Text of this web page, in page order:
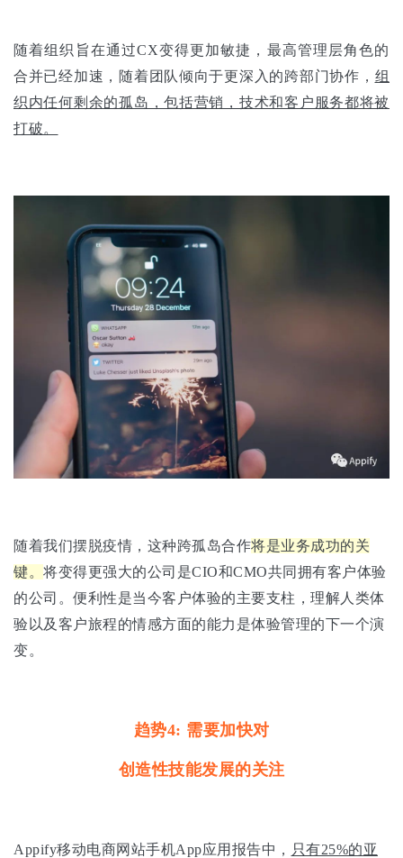
随着组织旨在通过CX变得更加敏捷，最高管理层角色的
合并已经加速，随着团队倾向于更深入的跨部门协作， 组
织内任何剩余的孤岛，包括营销，技术和客户服务都将被
打破。
随着我们摆脱疫情，这种跨孤岛合作将是业务成功的关
键。 将变得更强大的公司是CIO和CMO共同拥有客户体验
的公司。便利性是当今客户体验的主要支柱，理解人类体
验以及客户旅程的情感方面的能力是体验管理的下一个演
变。
趋势4: 需要加快对
创造性技能发展的关注
Appify移动电商网站手机App应用报告中，
只有25%的亚